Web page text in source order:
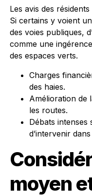
Les avis des
Si certains y voient
des voies publiques,
comme une
des espaces verts.
Charges
des haies.
Amélioration de
les routes.
Débats intenses
d’intervenir
moyen